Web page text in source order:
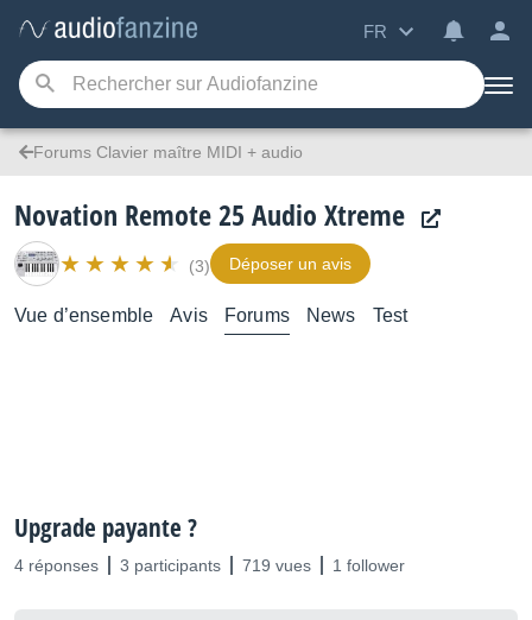
FR
Forums Clavier maître MIDI + audio
Novation Remote 25 Audio Xtreme
(3) Déposer un avis
Vue d’ensemble Avis Forums News Test
Upgrade payante ?
4 réponses 3 participants 719 vues 1 follower